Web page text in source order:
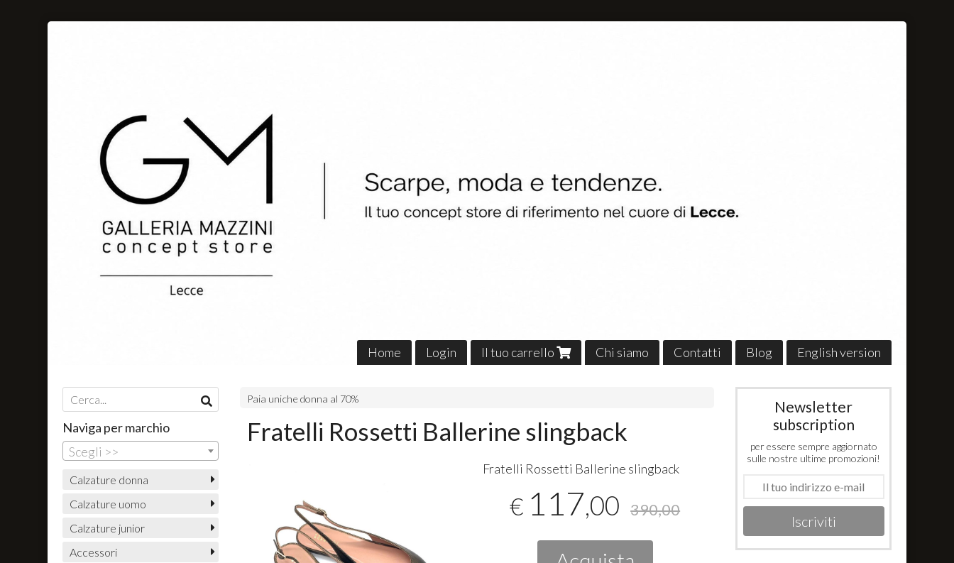
Home Login Il tuo carrello Chi siamo Contatti Blog English version
Paia uniche donna al 70%
Fratelli Rossetti Ballerine slingback
Fratelli Rossetti Ballerine slingback
€ 117,00 390,00
Naviga per marchio
Scegli >>
Calzature donna
Calzature uomo
Calzature junior
Accessori
Newsletter
subscription
per essere sempre aggiornato
sulle nostre ultime promozioni!
Iscriviti